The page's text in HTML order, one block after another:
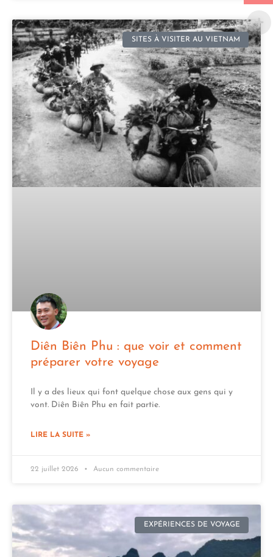
SITES À VISITER AU VIETNAM
Diên Biên Phu : que voir et comment
préparer votre voyage
Il y a des lieux qui font quelque chose aux gens qui y
vont. Diên Biên Phu en fait partie.
LIRE LA SUITE »
22 juillet 2026 Aucun commentaire
EXPÉRIENCES DE VOYAGE